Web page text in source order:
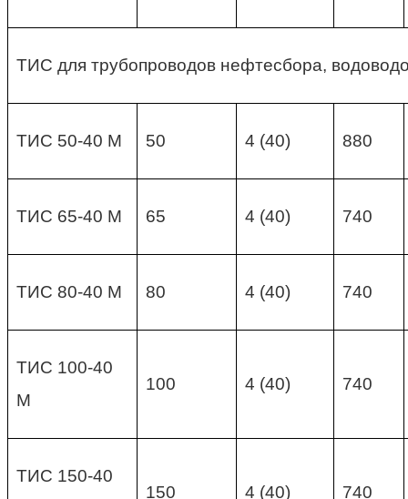
ТИС для трубопроводов нефтесбора,
ТИС 50-40 М 50 4 (40) 880
ТИС 65-40 М 65 4 (40) 740
ТИС 80-40 М 80 4 (40) 740
ТИС 100-40
М
100 4 (40) 740
ТИС 150-40
150 4 (40) 740